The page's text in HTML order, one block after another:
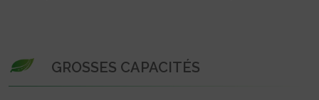
GROSSES CAPACITÉS